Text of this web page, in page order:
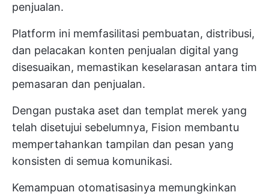
penjualan.
Platform ini memfasilitasi pembuatan, distribusi,
dan pelacakan konten penjualan digital yang
disesuaikan, memastikan keselarasan antara tim
pemasaran dan penjualan.
Dengan pustaka aset dan templat merek yang
telah disetujui sebelumnya, Fision membantu
mempertahankan tampilan dan pesan yang
konsisten di semua komunikasi.
Kemampuan otomatisasinya memungkinkan